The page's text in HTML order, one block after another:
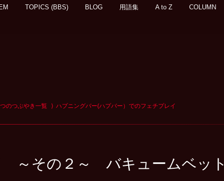
TOPICS (BBS) BLOG 用語集 A to Z COLUMN
のつぶやき一覧
ハプニングバー(ハプバー）でのフェチプレイ
～その２～ バキュームベット